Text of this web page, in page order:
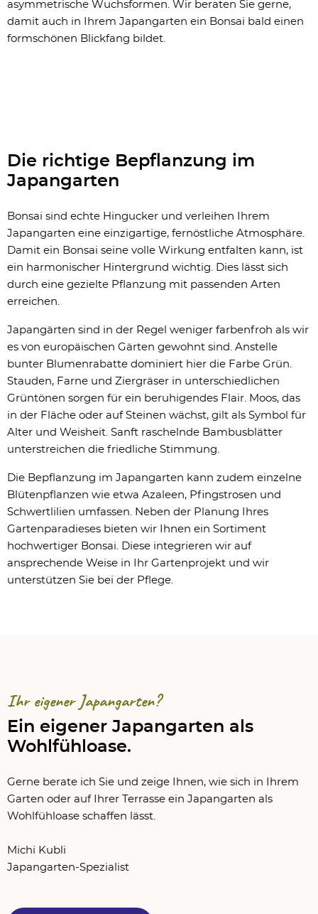
asymmetrische Wuchsformen. Wir beraten Sie gerne,
damit auch in Ihrem Japangarten ein Bonsai bald einen
formschönen Blickfang bildet.
Die richtige Bepflanzung im
Japangarten
Bonsai sind echte Hingucker und verleihen Ihrem
Japangarten eine einzigartige, fernöstliche Atmosphäre.
Damit ein Bonsai seine volle Wirkung entfalten kann, ist
ein harmonischer Hintergrund wichtig. Dies lässt sich
durch eine gezielte Pflanzung mit passenden Arten
erreichen.
Japangärten sind in der Regel weniger farbenfroh als wir
es von europäischen Gärten gewohnt sind. Anstelle
bunter Blumenrabatte dominiert hier die Farbe Grün.
Stauden, Farne und Ziergräser in unterschiedlichen
Grüntönen sorgen für ein beruhigendes Flair. Moos, das
in der Fläche oder auf Steinen wächst, gilt als Symbol für
Alter und Weisheit. Sanft raschelnde Bambusblätter
unterstreichen die friedliche Stimmung.
Die Bepflanzung im Japangarten kann zudem einzelne
Blütenpflanzen wie etwa Azaleen, Pfingstrosen und
Schwertlilien umfassen. Neben der Planung Ihres
Gartenparadieses bieten wir Ihnen ein Sortiment
hochwertiger Bonsai. Diese integrieren wir auf
ansprechende Weise in Ihr Gartenprojekt und wir
unterstützen Sie bei der Pflege.
Ihr eigener Japangarten?
Ein eigener Japangarten als
Wohlfühloase.
Gerne berate ich Sie und zeige Ihnen, wie sich in Ihrem
Garten oder auf Ihrer Terrasse ein Japangarten als
Wohlfühloase schaffen lässt.
Michi Kubli
Japangarten-Spezialist